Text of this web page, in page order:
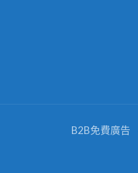
B2B免費廣告